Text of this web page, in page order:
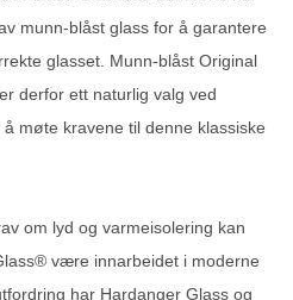
munn-blåst glass for å garantere
glasset. Munn-blåst Original
derfor ett naturlig valg ved
møte kravene til denne klassiske
om lyd og varmeisolering kan
være innarbeidet i moderne
har Hardanger Glass og